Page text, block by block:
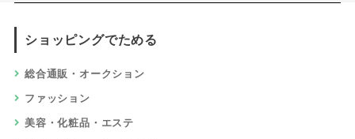
ショッピングでためる
総合通販・オークション
ファッション
美容・化粧品・エステ